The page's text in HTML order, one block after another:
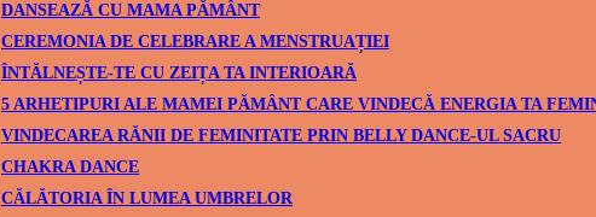
DANSEAZĂ CU MAMA PĂMÂNT
CEREMONIA DE CELEBRARE A MENSTRUAȚIEI
ÎNTĂLNEȘTE-TE CU ZEIȚA TA INTERIOARĂ
5 ARHETIPURI ALE MAMEI PĂMÂNT CARE VINDECĂ ENERGIA TA
VINDECAREA RĂNII DE FEMINITATE PRIN BELLY DANCE-UL SACRU
CHAKRA DANCE
CĂLĂTORIA ÎN LUMEA UMBRELOR